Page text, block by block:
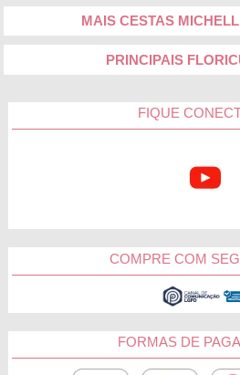
MAIS CESTAS
PRINCIPAIS
FIQUE
COMPRE COM
FORMAS DE